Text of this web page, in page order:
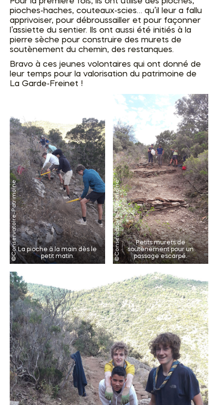
pioches-haches, couteaux-scies… qu’il leur a fallu
apprivoiser, pour débroussailler et pour façonner
l’assiette du sentier. Ils ont aussi été initiés à la
pierre sèche pour construire des murets de
soutènement du chemin, des restanques.
Bravo à ces jeunes volontaires qui ont donné de
leur temps pour la valorisation du patrimoine de
La Garde-Freinet !
La pioche à la main dès le
petit matin.
Petits murets de
soutènement pour un
passage escarpé.